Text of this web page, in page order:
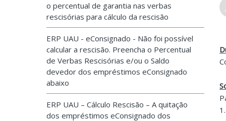
o percentual de garantia nas verbas
rescisórias para cálculo da rescisão
ERP UAU - eConsignado - Não foi possível
calcular a rescisão. Preencha o Percentual
de Verbas Rescisórias e/ou o Saldo
devedor dos empréstimos eConsignado
abaixo
ERP UAU – Cálculo Rescisão – A quitação
dos empréstimos eConsignado dos